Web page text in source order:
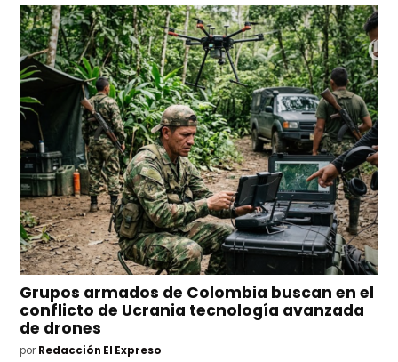
Grupos armados de Colombia buscan en el
conflicto de Ucrania tecnología avanzada
de drones
por Redacción El Expreso